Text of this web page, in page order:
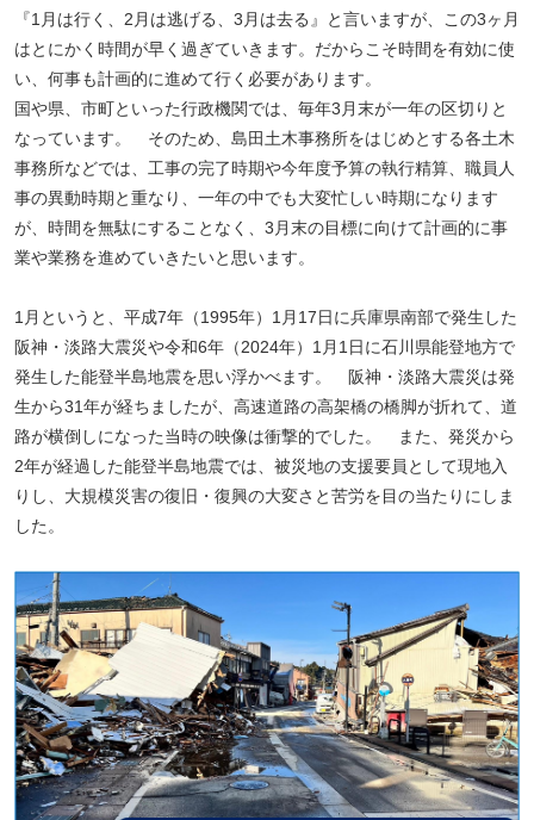
『1 月は行く、 2 月は逃げる、 3 月は去る』と言いますが、この3ヶ月
はとにかく時間が早く過ぎていきます。だからこそ時間を有効に使
い、何事も計画的に進めて行く必要があります。
国や県、市町といった行政機関では、毎年3 月末が一年の区切りと
なっています。 そのため、島田土木事務所をはじめとする各土木
事務所などでは、工事の完了時期や今年度予算の執行精算、職員人
事の異動時期と重なり、一年の中でも大変忙しい時期になります
が、時間を無駄にすることなく、 3 月末の目標に向けて計画的に事
業や業務を進めていきたいと思います。
1月というと、平成7年（1995年） 1 月 17日に兵庫県南部で発生した
阪神・淡路大震災や令和6年（2024年） 1 月 1 日に石川県能登地方で
発生した能登半島地震を思い浮かべます。 阪神・淡路大震災は発
生から31年が経ちましたが、高速道路の高架橋の橋脚が折れて、道
路が横倒しになった当時の映像は衝撃的でした。 また、発災から
2年が経過した能登半島地震では、被災地の支援要員として現地入
りし、大規模災害の復旧・復興の大変さと苦労を目の当たりにしま
した。